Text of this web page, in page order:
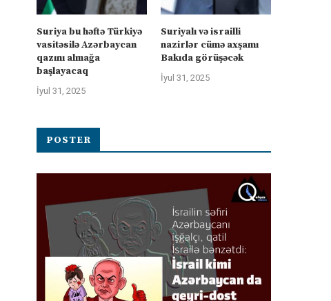
Suriya bu həftə Türkiyə
vasitəsilə Azərbaycan
qazını almağa
başlayacaq
İyul 31, 2025
Suriyalı və israilli
nazirlər cümə axşamı
Bakıda görüşəcək
İyul 31, 2025
POSTER